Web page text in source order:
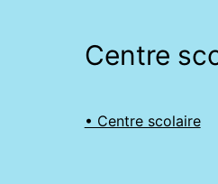
Centre
• Centre scolaire